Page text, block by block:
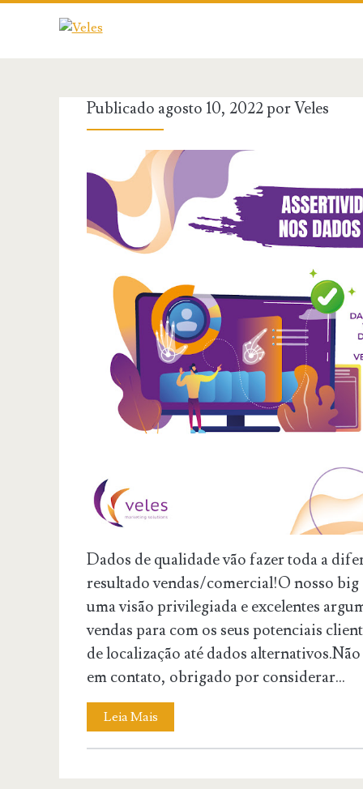
Publicado agosto 10, 2022 porVeles
Dados de qualidade vão fazer toda a
resultado vendas/comercial!O nosso big
uma visão privilegiada e excelentes
vendas para com os seus potenciais
de localização até dados
em contato, obrigado por considerar...
Leia Mais